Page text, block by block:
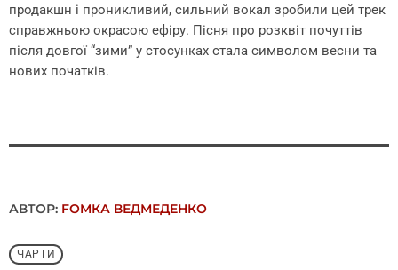
продакшн і проникливий, сильний вокал зробили цей трек
справжньою окрасою ефіру. Пісня про розквіт почуттів
після довгої “зими” у стосунках стала символом весни та
нових початків.
АВТОР: FОMКА ВЕДМЕДЕНКО
ЧАРТИ